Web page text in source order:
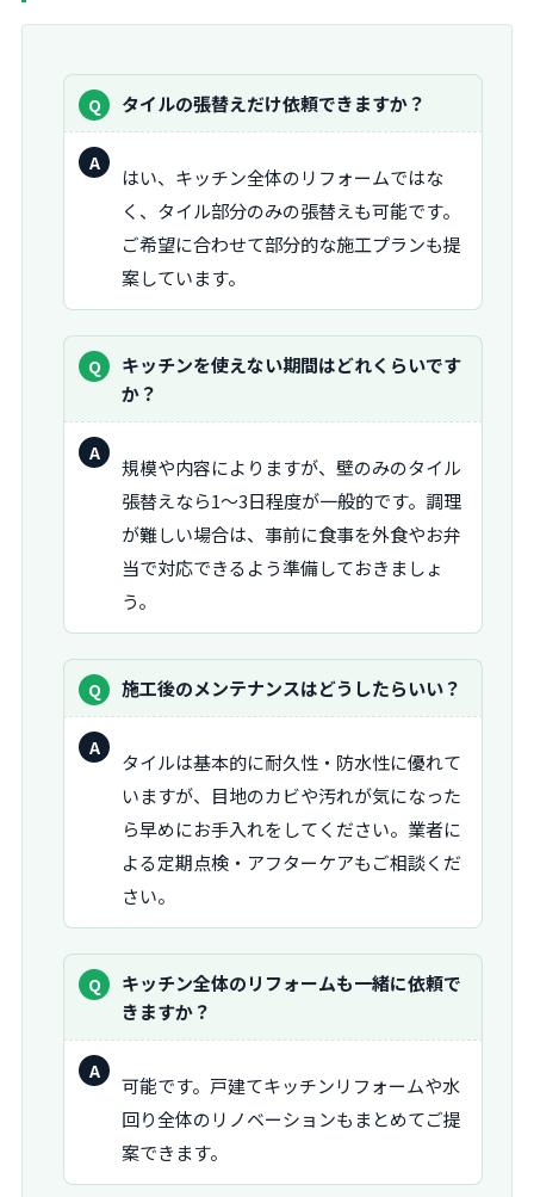
質
問：
タイルの張替えだけ依頼できますか？
はい、キッチン全体のリフォームではな
く、タイル部分のみの張替えも可能です。
ご希望に合わせて部分的な施工プランも提
案しています。
質
問：
キッチンを使えない期間はどれくらいです
か？
答：
規模や内容によりますが、壁のみのタイル
張替えなら1～3日程度が一般的です。調理
が難しい場合は、事前に食事を外食やお弁
当で対応できるよう準備しておきましょ
う。
質
問：
施工後のメンテナンスはどうしたらいい？
答：
タイルは基本的に耐久性・防水性に優れて
いますが、目地のカビや汚れが気になった
ら早めにお手入れをしてください。業者に
よる定期点検・アフターケアもご相談くだ
さい。
質
問：
キッチン全体のリフォームも一緒に依頼で
きますか？
答：
可能です。戸建てキッチンリフォームや水
回り全体のリノベーションもまとめてご提
案できます。